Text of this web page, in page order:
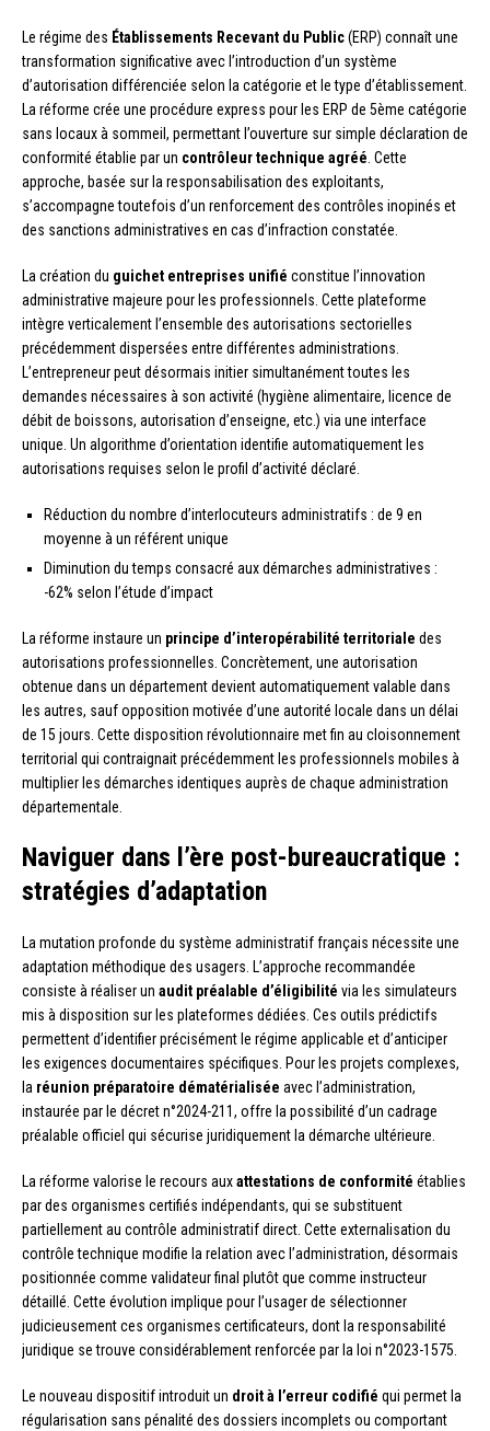
Le régime des Établissements Recevant du Public(ERP) connaît une
transformation significative avec l’introduction d’un système
d’autorisation différenciée selon la catégorie et le type d’établissement.
La réforme crée une procédure express pour les ERP de 5ème catégorie
sans locaux à sommeil, permettant l’ouverture sur simple déclaration de
conformité établie par un contrôleur technique agréé. Cette
approche, basée sur la responsabilisation des exploitants,
s’accompagne toutefois d’un renforcement des contrôles inopinés et
des sanctions administratives en cas d’infraction constatée.
La création du guichet entreprises unifié constitue l’innovation
administrative majeure pour les professionnels. Cette plateforme
intègre verticalement l’ensemble des autorisations sectorielles
précédemment dispersées entre différentes administrations.
L’entrepreneur peut désormais initier simultanément toutes les
demandes nécessaires à son activité (hygiène alimentaire, licence de
débit de boissons, autorisation d’enseigne, etc.) via une interface
unique. Un algorithme d’orientation identifie automatiquement les
autorisations requises selon le profil d’activité déclaré.
Réduction du nombre d’interlocuteurs administratifs : de 9 en
moyenne à un référent unique
Diminution du temps consacré aux démarches administratives :
-62% selon l’étude d’impact
La réforme instaure un principe d’interopérabilité territoriale des
autorisations professionnelles. Concrètement, une autorisation
obtenue dans un département devient automatiquement valable dans
les autres, sauf opposition motivée d’une autorité locale dans un délai
de 15 jours. Cette disposition révolutionnaire met fin au cloisonnement
territorial qui contraignait précédemment les professionnels mobiles à
multiplier les démarches identiques auprès de chaque administration
départementale.
Naviguer dans l’ère post-bureaucratique :
stratégies d’adaptation
La mutation profonde du système administratif français nécessite une
adaptation méthodique des usagers. L’approche recommandée
consiste à réaliser un audit préalable d’éligibilité via les simulateurs
mis à disposition sur les plateformes dédiées. Ces outils prédictifs
permettent d’identifier précisément le régime applicable et d’anticiper
les exigences documentaires spécifiques. Pour les projets complexes,
la réunion préparatoire dématérialisée avec l’administration,
instaurée par le décret n°2024-211, offre la possibilité d’un cadrage
préalable officiel qui sécurise juridiquement la démarche ultérieure.
La réforme valorise le recours auxattestations de conformité établies
par des organismes certifiés indépendants, qui se substituent
partiellement au contrôle administratif direct. Cette externalisation du
contrôle technique modifie la relation avec l’administration, désormais
positionnée comme validateur final plutôt que comme instructeur
détaillé. Cette évolution implique pour l’usager de sélectionner
judicieusement ces organismes certificateurs, dont la responsabilité
juridique se trouve considérablement renforcée par la loi n°2023-1575.
Le nouveau dispositif introduit un droit à l’erreur codifié qui permet la
régularisation sans pénalité des dossiers incomplets ou comportant